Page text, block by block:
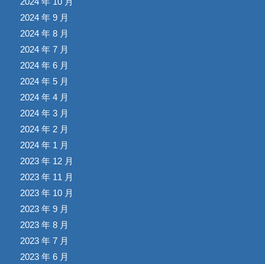
2024 年 9 月
2024 年 8 月
2024 年 7 月
2024 年 6 月
2024 年 5 月
2024 年 4 月
2024 年 3 月
2024 年 2 月
2024 年 1 月
2023 年 12 月
2023 年 11 月
2023 年 10 月
2023 年 9 月
2023 年 8 月
2023 年 7 月
2023 年 6 月